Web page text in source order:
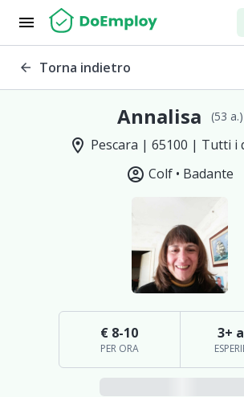
menu
arrow_back Torna indietro
Annalisa (53 a.)
location_on Pescara | 65100 | Tutti i
account_circle Colf • Badante
€ 8-10
PER ORA
3+